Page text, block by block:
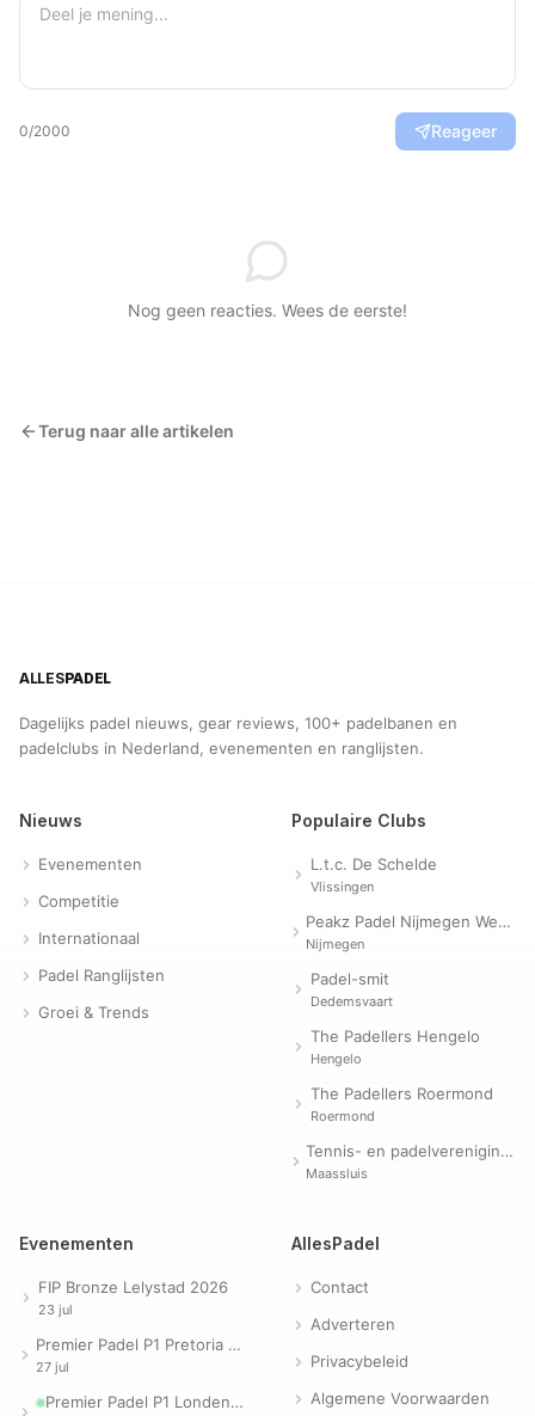
0/2000 Reageer
Nog geen reacties. Wees de eerste!
Terug naar alle artikelen
ALLESPADEL
Dagelijks padel nieuws, gear reviews, 100+ padelbanen en
padelclubs in Nederland, evenementen en ranglijsten.
Nieuws
Evenementen
Competitie
Internationaal
Padel Ranglijsten
Groei & Trends
Populaire Clubs
L.t.c. De Schelde
Vlissingen
Peakz Padel Nijmegen Westerpark | Padelclub
Nijmegen
Padel-smit
Dedemsvaart
The Padellers Hengelo
Hengelo
The Padellers Roermond
Roermond
Tennis- en padelvereniging Evergreen
Maassluis
Evenementen
FIP Bronze Lelystad 2026
23 jul
Premier Padel P1 Pretoria 2026
27 jul
Premier Padel P1 Londen 2026
AllesPadel
Contact
Adverteren
Privacybeleid
Algemene Voorwaarden